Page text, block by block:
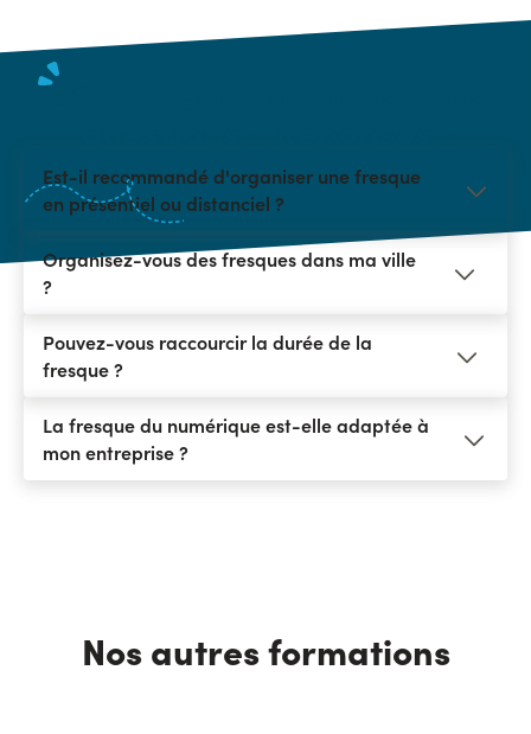
FAQ Fresque du Numérique :
Est-il recommandé d'organiser une fresque
en présentiel ou distanciel ?
Organisez-vous des fresques dans ma ville
?
Pouvez-vous raccourcir la durée de la
fresque ?
La fresque du numérique est-elle adaptée à
mon entreprise ?
Nos autres formations